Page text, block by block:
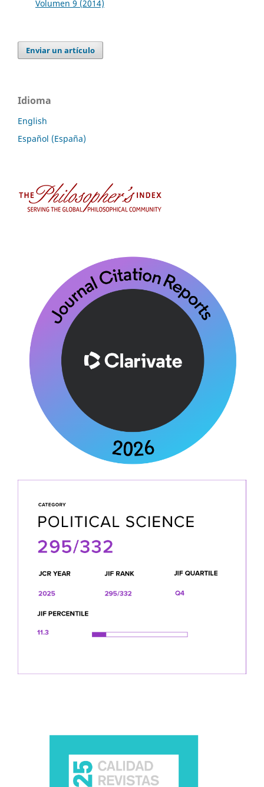
Volumen 9 (2014)
Enviar un artículo
Idioma
English
Español (España)